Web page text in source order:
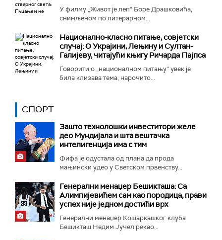
У филму „Живот је леп“ Боре Драшковића,
снимљеном по литерарном...
Национално-класнo питање, совјетски
случај: О Украјини, Лењину и Султан-
Галијеву, читајући књигу Ричарда Пајпса
Говорити о „националном питању“ увек је
била клизава тема, нарочито...
СПОРТ
Зашто технолошки инвеститори желе
део Мундијала и шта вештачка
интелигенција има с тим
Фифа је одустала од плана да прода
мањински удео у Светском првенству...
Генерални менаџер Бешикташа: Са
Алимпијевићем сам као породица, прави
успех није једном достићи врх
Генерални менаџер Кошаркашког клуба
Бешикташ Недим Јучел рекао...